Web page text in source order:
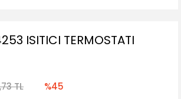
ISITICI TERMOSTATI
TL %45